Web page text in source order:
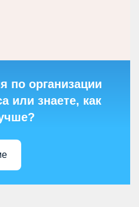
по организации
или знаете, как